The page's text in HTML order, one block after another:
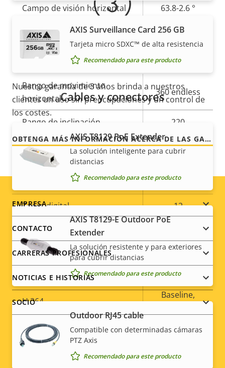
propiedad
propiedad
Campo de visión horizontal 63.8-2.6 °
Campo de visión vertical 38-1.47 °
Movimiento horizontal/vertical y zoom
Descripción
de
propiedad
Valor de
la
propiedad
Rango de movimiento
horizontal
360 endless
Rango de inclinación 220
Ronda de vigilancia
preset
30
Zoom digital 12
Compresión
Descripción
de
Valor de
Sí
H.264
Baseline,
H.265 –
–
AXIS Surveillance Card 256 GB
Tarjeta micro SDXC™ de alta resistencia
Recomendado para este producto
Cables y conectores
AXIS T8129 PoE Extender
La solución inteligente para cubrir
distancias
Recomendado para este producto
AXIS T8129-E Outdoor PoE
Extender
La solución resistente y para exteriores
para cubrir distancias
Recomendado para este producto
Outdoor RJ45 cable
Compatible con determinadas cámaras
PTZ Axis
Recomendado para este producto
Para mayor tranquilidad
Nuestra garantía de 3 años brinda a nuestros
clientes un uso sin preocupaciones y un control de
los costes.
OBTENGA MÁS INFORMACIÓN ACERCA DE LAS GARANTÍAS DE AXIS
Footer
menu
EMPRESA
CONTACTO
CARRERAS PROFESIONALES
NOTICIAS E HISTORIAS
SOCIO
Social